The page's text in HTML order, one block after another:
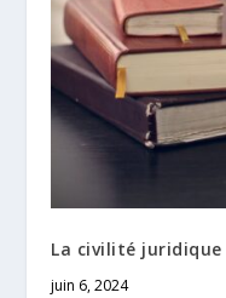
La civilité
juin 6, 2024